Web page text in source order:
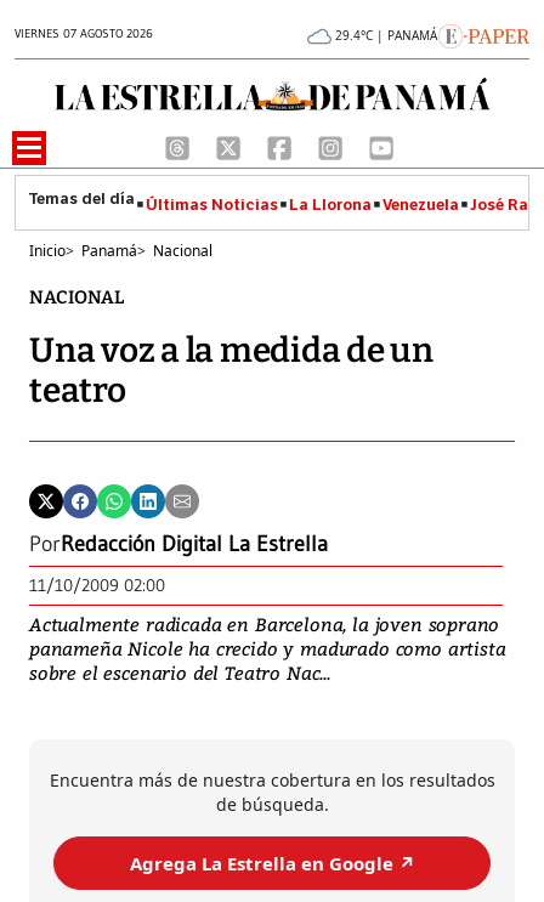
VIERNES 07 AGOSTO 2026 29.4°C | PANAMÁ
Últimas Noticias La Llorona Venezuela José
Inicio> Panamá> Nacional
NACIONAL
Una voz a la medida de un
teatro
PorRedacción Digital La Estrella
11/10/2009 02:00
Actualmente radicada en Barcelona, la joven soprano
panameña Nicole ha crecido y madurado como artista
sobre el escenario del Teatro Nac...
Encuentra más de nuestra cobertura en los resultados
de búsqueda.
Agrega La Estrella en Google ↗️